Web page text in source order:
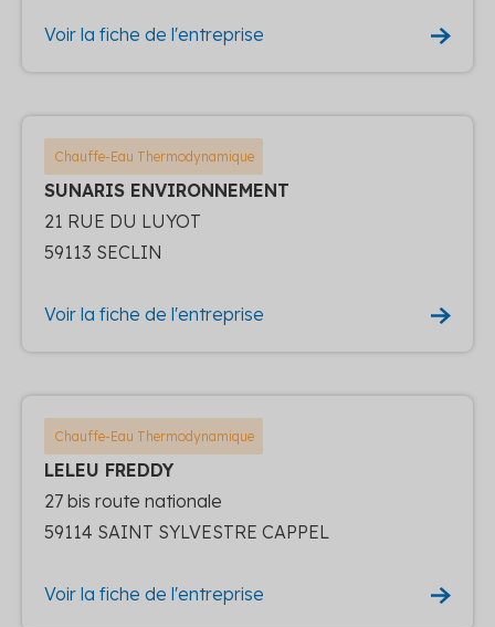
Voir la fiche de l'entreprise
Chauffe-Eau Thermodynamique
SUNARIS ENVIRONNEMENT
21 RUE DU LUYOT
59113 SECLIN
Voir la fiche de l'entreprise
Chauffe-Eau Thermodynamique
LELEU FREDDY
27 bis route nationale
59114 SAINT SYLVESTRE CAPPEL
Voir la fiche de l'entreprise